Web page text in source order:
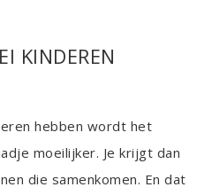
KINDEREN
hebben wordt het
moeilijker. Je krijgt dan
die samenkomen. En dat